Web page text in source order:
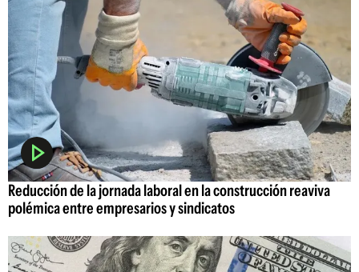
Reducción de la jornada laboral en la construcción reaviva
polémica entre empresarios y sindicatos